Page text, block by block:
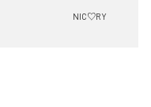
NIC♡RY